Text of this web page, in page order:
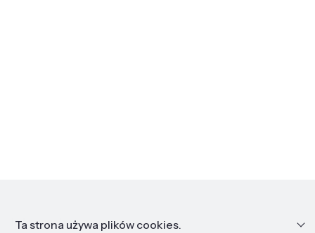
Informacje
Ta strona używa plików cookies.